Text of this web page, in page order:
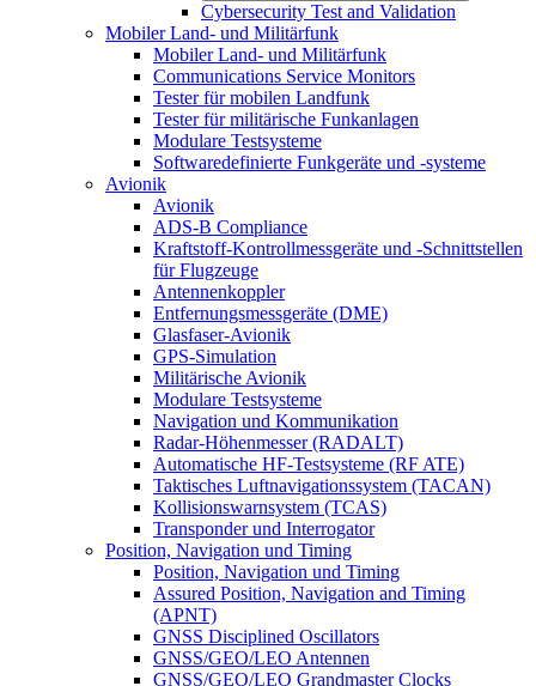
Cybersecurity Test and Validation
Mobiler Land- und Militärfunk
Mobiler Land- und Militärfunk
Communications Service Monitors
Tester für mobilen Landfunk
Tester für militärische Funkanlagen
Modulare Testsysteme
Softwaredefinierte Funkgeräte und -systeme
Avionik
Avionik
ADS-B Compliance
Kraftstoff-Kontrollmessgeräte und -Schnittstellen
für Flugzeuge
Antennenkoppler
Entfernungsmessgeräte (DME)
Glasfaser-Avionik
GPS-Simulation
Militärische Avionik
Modulare Testsysteme
Navigation und Kommunikation
Radar-Höhenmesser (RADALT)
Automatische HF-Testsysteme (RF ATE)
Taktisches Luftnavigationssystem (TACAN)
Kollisionswarnsystem (TCAS)
Transponder und Interrogator
Position, Navigation und Timing
Position, Navigation und Timing
Assured Position, Navigation and Timing
(APNT)
GNSS Disciplined Oscillators
GNSS/GEO/LEO Antennen
GNSS/GEO/LEO Grandmaster Clocks